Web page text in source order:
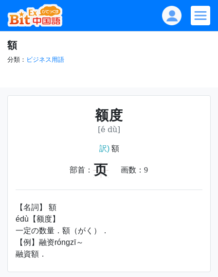
額
分類： ビジネス用語
额度
[é dù]
訳)額
部首： 页 画数： 9
【名詞】 額
édù【额度】
一定の数量．額（がく）．
【例】融资róngzī～
融資額．